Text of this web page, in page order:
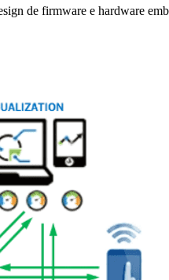
de firmware e hardware